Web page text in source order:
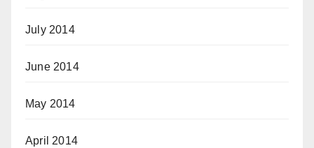
July 2014
June 2014
May 2014
April 2014